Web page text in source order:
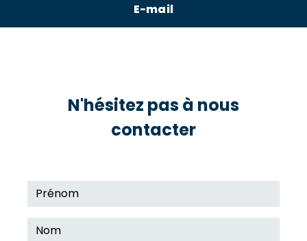
E-mail
N'hésitez pas à nous
contacter